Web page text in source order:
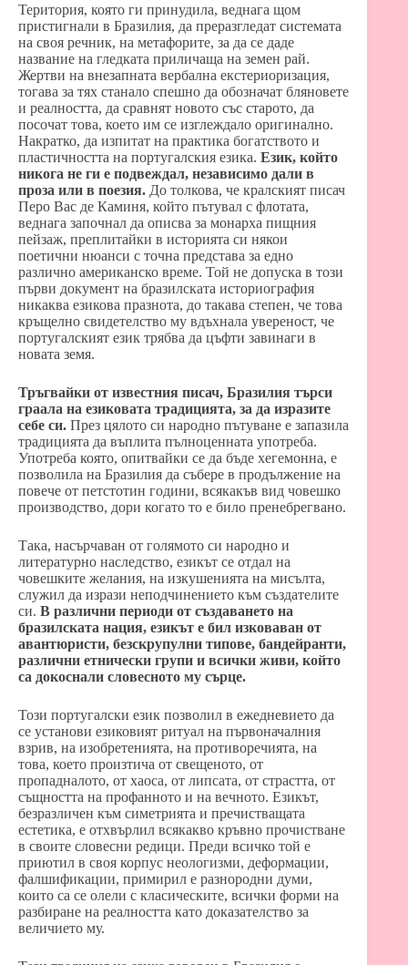
Територия, която ги принудила, веднага щом
пристигнали в Бразилия, да преразгледат системата
на своя речник, на метафорите, за да се даде
название на гледката приличаща на земен рай.
Жертви на внезапната вербална екстериоризация,
тогава за тях станало спешно да обозначат бляновете
и реалността, да сравнят новото със старото, да
посочат това, което им се изглеждало оригинално.
Накратко, да изпитат на практика богатството и
пластичността на португалския езика. Език, който
никога не ги е подвеждал, независимо дали в
проза или в поезия. До толкова, че кралският писач
Перо Вас де Каминя, който пътувал с флотата,
веднага започнал да описва за монарха пищния
пейзаж, преплитайки в историята си някои
поетични нюанси с точна представа за едно
различно американско време. Той не допуска в този
първи документ на бразилската историография
никаква езикова празнота, до такава степен, че това
кръщелно свидетелство му вдъхнала увереност, че
португалският език трябва да цъфти завинаги в
новата земя.
Тръгвайки от известния писач, Бразилия търси
граала на езиковата традицията, за да изразите
себе си. През цялото си народно пътуване е запазила
традицията да въплита пълноценната употреба.
Употреба която, опитвайки се да бъде хегемонна, е
позволила на Бразилия да събере в продължение на
повече от петстотин години, всякакъв вид човешко
производство, дори когато то е било пренебрегвано.
Така, насърчаван от голямото си народно и
литературно наследство, езикът се отдал на
човешките желания, на изкушенията на мисълта,
служил да изрази неподчинението към създателите
си. В различни периоди от създаването на
бразилската нация, езикът е бил изковаван от
авантюристи, безскрупулни типове, бандейранти,
различни етнически групи и всички живи, който
са докоснали словесното му сърце.
Този португалски език позволил в ежедневието да
се установи езиковият ритуал на първоначалния
взрив, на изобретенията, на противоречията, на
това, което произтича от свещеното, от
пропадналото, от хаоса, от липсата, от страстта, от
същността на профанното и на вечното. Езикът,
безразличен към симетрията и пречистващата
естетика, е отхвърлил всякакво кръвно прочистване
в своите словесни редици. Преди всичко той е
приютил в своя корпус неологизми, деформации,
фалшификации, примирил е разнородни думи,
които са се олели с класическите, всички форми на
разбиране на реалността като доказателство за
величието му.